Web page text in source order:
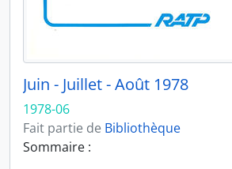
Juin - Juillet - Août 1978
1978-06
Fait partie de Bibliothèque
Sommaire :